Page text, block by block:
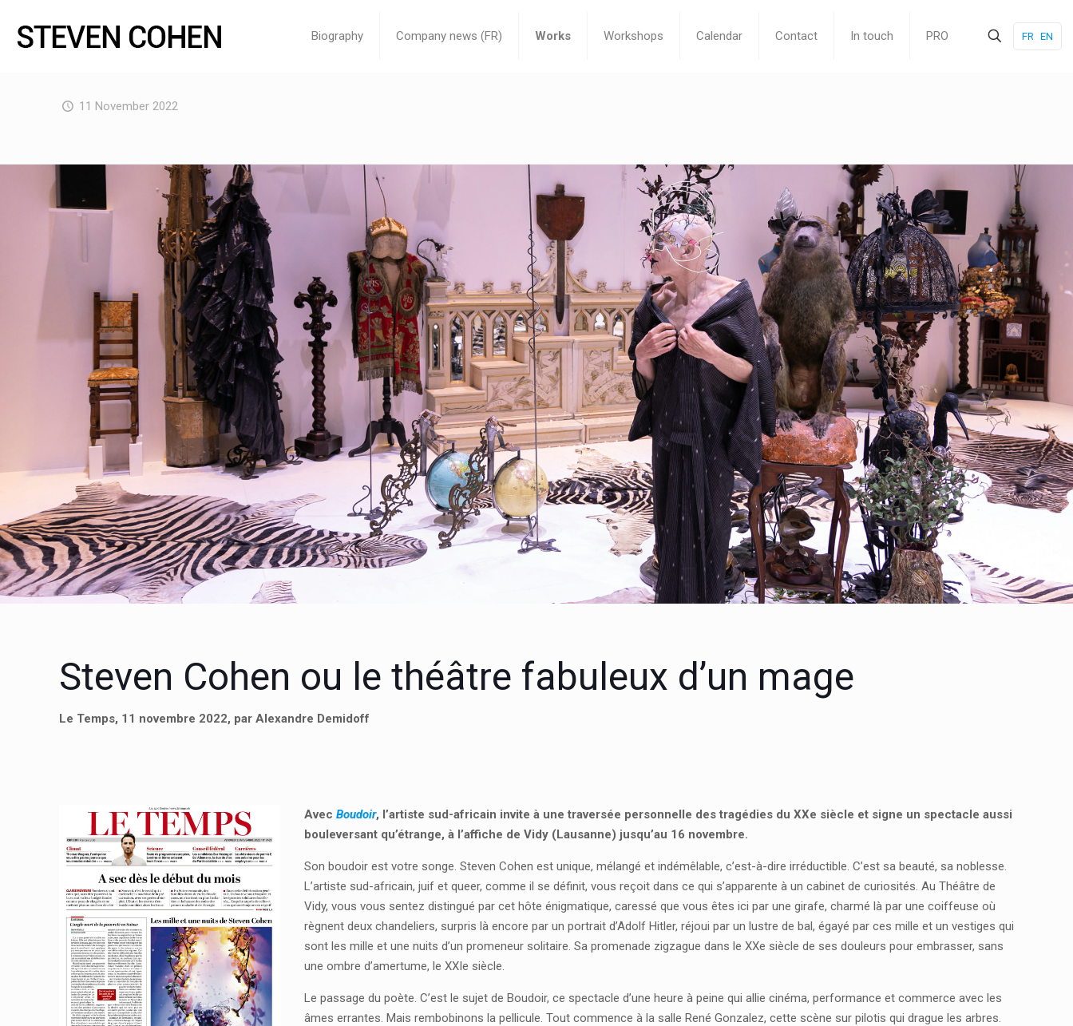
Biography Company news (FR) Works Workshops Calendar Contact In touch PRO FR EN
11 November 2022
Steven Cohen ou le théâtre fabuleux d’un mage
Le Temps, 11 novembre 2022, par Alexandre Demidoff
Avec Boudoir, l’artiste sud-africain invite à une traversée personnelle des tragédies du XXe siècle et signe un spectacle aussi
bouleversant qu’étrange, à l’affiche de Vidy (Lausanne) jusqu’au 16 novembre.
Son boudoir est votre songe. Steven Cohen est unique, mélangé et indémêlable, c’est-à-dire irréductible. C’est sa beauté, sa noblesse.
L’artiste sud-africain, juif et queer, comme il se définit, vous reçoit dans ce qui s’apparente à un cabinet de curiosités. Au Théâtre de
Vidy, vous vous sentez distingué par cet hôte énigmatique, caressé que vous êtes ici par une girafe, charmé là par une coiffeuse où
règnent deux chandeliers, surpris là encore par un portrait d’Adolf Hitler, réjoui par un lustre de bal, égayé par ces mille et un vestiges qui
sont les mille et une nuits d’un promeneur solitaire. Sa promenade zigzague dans le XXe siècle de ses douleurs pour embrasser, sans
une ombre d’amertume, le XXIe siècle.
Le passage du poète. C’est le sujet de Boudoir, ce spectacle d’une heure à peine qui allie cinéma, performance et commerce avec les
âmes errantes. Mais rembobinons la pellicule. Tout commence à la salle René Gonzalez, cette scène sur pilotis qui drague les arbres.